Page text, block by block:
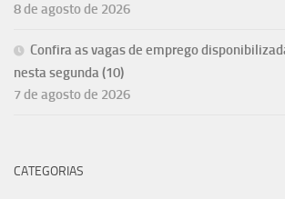
8 de agosto de 2026
Confira as vagas de emprego
nesta segunda (10)
7 de agosto de 2026
CATEGORIAS